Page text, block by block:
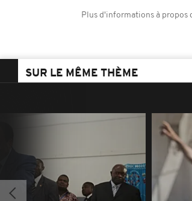
Plus d'informations à propos
SUR LE MÊME THÈME